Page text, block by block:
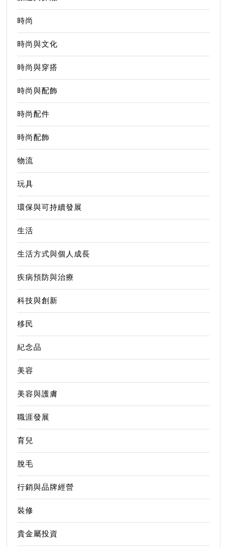
時尚
時尚與文化
時尚與穿搭
時尚與配飾
時尚配件
時尚配飾
物流
玩具
環保與可持續發展
生活
生活方式與個人成長
疾病預防與治療
科技與創新
移民
紀念品
美容
美容與護膚
職涯發展
育兒
脫毛
行銷與品牌經營
裝修
貴金屬投資